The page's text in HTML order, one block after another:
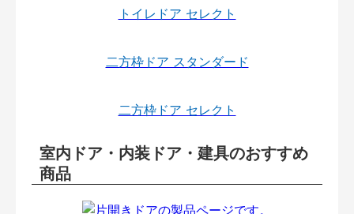
トイレドア セレクト
二方枠ドア スタンダード
二方枠ドア セレクト
室内ドア・内装ドア・建具のおすすめ
商品